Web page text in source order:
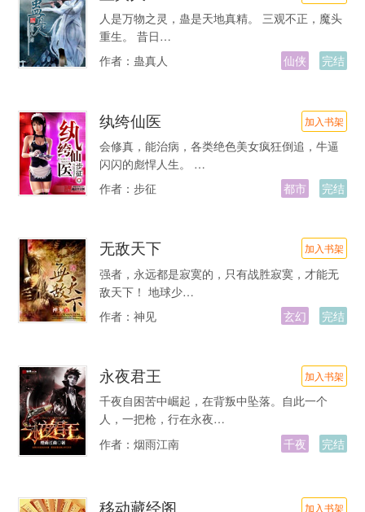
人是万物之灵，蛊是天地真精。 三观不正，魔头
重生。 昔日…
作者： 蛊真人 仙侠 完结
纨绔仙医 加入书架
会修真，能治病，各类绝色美女疯狂倒追，牛逼
闪闪的彪悍人生。 …
作者： 步征 都市 完结
无敌天下 加入书架
强者，永远都是寂寞的，只有战胜寂寞，才能无
敌天下！ 地球少…
作者： 神见 玄幻 完结
永夜君王 加入书架
千夜自困苦中崛起，在背叛中坠落。自此一个
人，一把枪，行在永夜…
作者： 烟雨江南 千夜 完结
移动藏经阁 加入书架